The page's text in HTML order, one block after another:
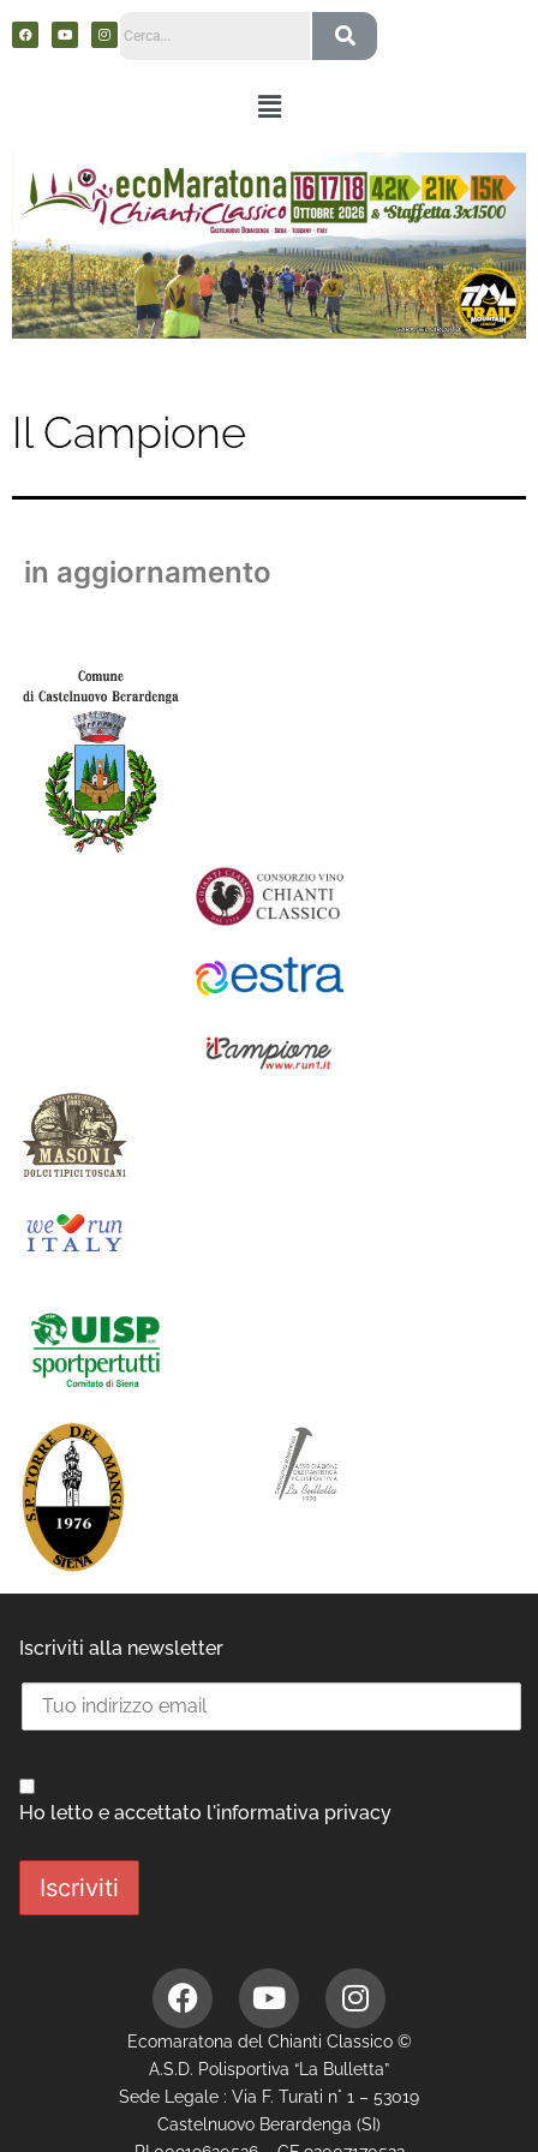
Il Campione
in aggiornamento
Iscriviti alla newsletter
Ho letto e accettato l'informativa privacy
Ecomaratona del Chianti Classico ©
A.S.D. Polisportiva “La Bulletta”
Sede Legale : Via F. Turati n° 1 – 53019
Castelnuovo Berardenga (SI)